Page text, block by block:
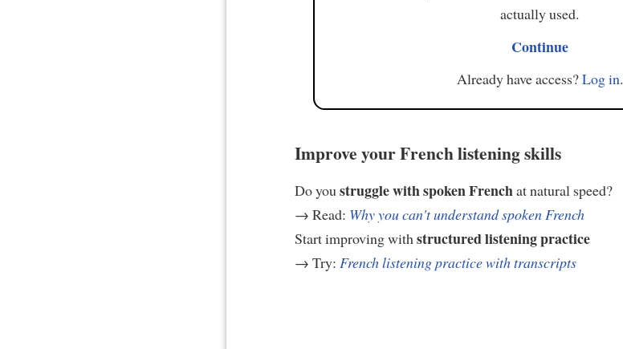
actually used.
Continue
Already have access?Log in.
Improve your French listening skills
Do you struggle with spoken Frenchat natural speed?
→ Read: Why you can't understand spoken French
Start improving with structured listening practice
→ Try: French listening practice with transcripts